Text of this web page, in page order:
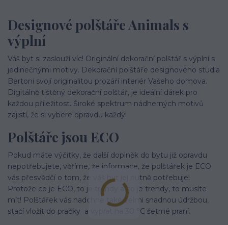
Designové polštáře Animals s
výplní
Váš byt si zaslouží víc! Originální dekorační polštář s výplní s
jedinečnými motivy. Dekorační polštáře designového studia
Bertoni svojí originalitou prozáří interiér Vašeho domova.
Digitálně tištěný dekorační polštář, je ideální dárek pro
každou příležitost. Široké spektrum nádherných motivů
zajistí, že si vybere opravdu každý!
Polštáře jsou ECO
Pokud máte výčitky, že další doplněk do bytu již opravdu
nepotřebujete, věříme, že informace, že polštářek je ECO
vás přesvědčí o tom, že váš byt jej nutně potřebuje!
Protože co je ECO, to je trendy a co je trendy, to musíte
mít! Polštářek vás nadchne také velmi snadnou údržbou,
stačí vložit do pračky a vyprat na 30 °C šetrné praní.